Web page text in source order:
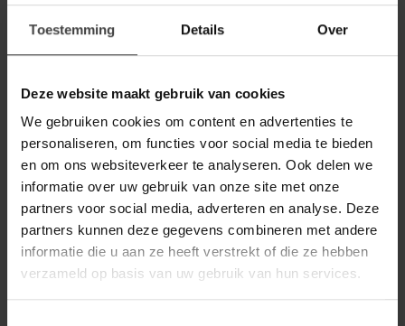
Toestemming Details Over
Deze website maakt gebruik van cookies
We gebruiken cookies om content en advertenties te
personaliseren, om functies voor social media te bieden
en om ons websiteverkeer te analyseren. Ook delen we
informatie over uw gebruik van onze site met onze
partners voor social media, adverteren en analyse. Deze
partners kunnen deze gegevens combineren met andere
informatie die u aan ze heeft verstrekt of die ze hebben
verzameld op basis van uw gebruik van hun services.
Op voorraad
Benoa Eettafel Mango -
verkrijgbaar in 5 afmetingen
Benoa Eettafel Mango Deens
Ovaal 160 cm
Op voorraad
459,00